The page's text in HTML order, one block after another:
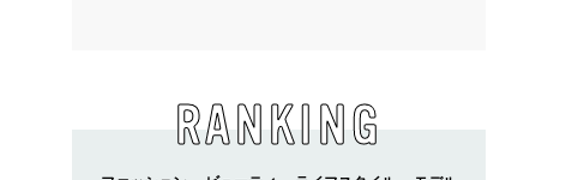
RANKING